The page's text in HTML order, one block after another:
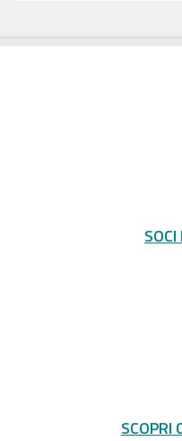
SCOPRI